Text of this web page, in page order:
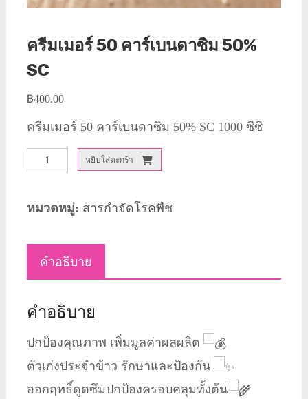
ครีมเมอร์ 50 คาร์เบนดาซิม 50%
SC
฿400.00
ครีมเมอร์ 50 คาร์เบนดาซิม 50% SC 1000 ซีซี
จำนวน
เม
50
คาร์
ดา
ซิม
หยิบใส่ตะกร้า
หมวดหมู่: สารกำจัดโรคพืช
คำอธิบาย
คำอธิบาย
ปกป้องคุณภาพ เพิ่มมูลค่าผลผลิต
ตัวเก่งประจำข้าว รักษาและป้องกัน
ออกฤทธิ์ดูดซึมปกป้องครอบคลุมทั้งต้น